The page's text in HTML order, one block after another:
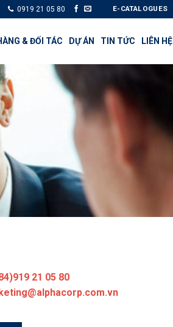
0919 21 05 80 E-CATALOGUES
& ĐỐI TÁC DỰ ÁN TIN TỨC LIÊN HỆ
21 05 80